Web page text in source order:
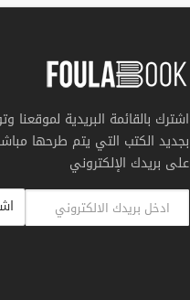
اشترك بالقائمة البريدية لموقعنا
بجديد الكتب التي يتم طرحها
على بريدك الإلكتروني